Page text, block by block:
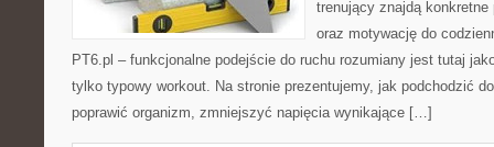
trenujący znajdą
oraz motywację do
PT6.pl – funkcjonalne podejście do ruchu rozumiany jest tutaj
tylko typowy workout. Na stronie prezentujemy, jak podchodzić
poprawić organizm, zmniejszyć napięcia wynikające […]